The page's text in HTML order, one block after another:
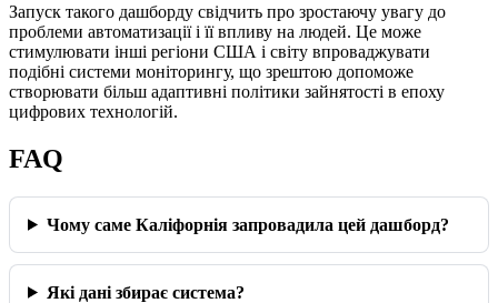
Запуск такого дашборду свідчить про зростаючу увагу до
проблеми автоматизації і її впливу на людей. Це може
стимулювати інші регіони США і світу впроваджувати
подібні системи моніторингу, що зрештою допоможе
створювати більш адаптивні політики зайнятості в епоху
цифрових технологій.
FAQ
Чому саме Каліфорнія запровадила цей дашборд?
Які дані збирає система?